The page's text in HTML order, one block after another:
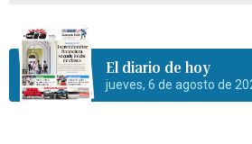
El diario de hoy
jueves, 6 de agosto de